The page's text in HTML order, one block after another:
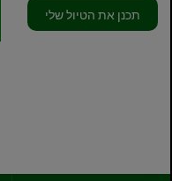
תכנן את הטיול שלי